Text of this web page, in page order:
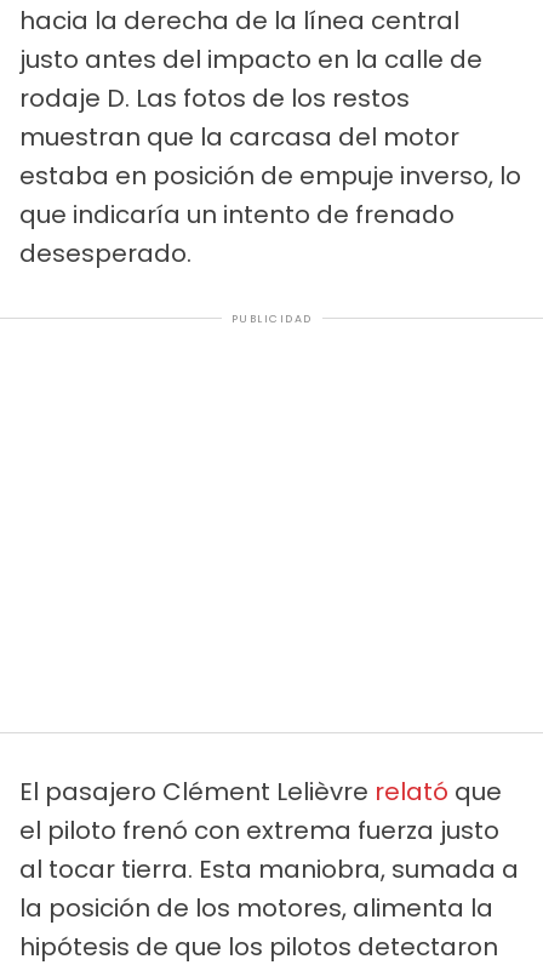
hacia la derecha de la línea central
justo antes del impacto en la calle de
rodaje D. Las fotos de los restos
muestran que la carcasa del motor
estaba en posición de empuje inverso, lo
que indicaría un intento de frenado
desesperado.
PUBLICIDAD
El pasajero Clément Lelièvre relató que
el piloto frenó con extrema fuerza justo
al tocar tierra. Esta maniobra, sumada a
la posición de los motores, alimenta la
hipótesis de que los pilotos detectaron